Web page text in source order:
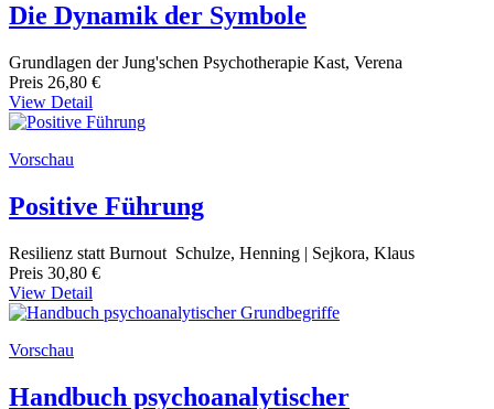
Die Dynamik der Symbole
Grundlagen der Jung'schen Psychotherapie Kast, Verena
Preis 26,80 €
View Detail
Vorschau
Positive Führung
Resilienz statt Burnout Schulze, Henning | Sejkora, Klaus
Preis 30,80 €
View Detail
Vorschau
Handbuch psychoanalytischer